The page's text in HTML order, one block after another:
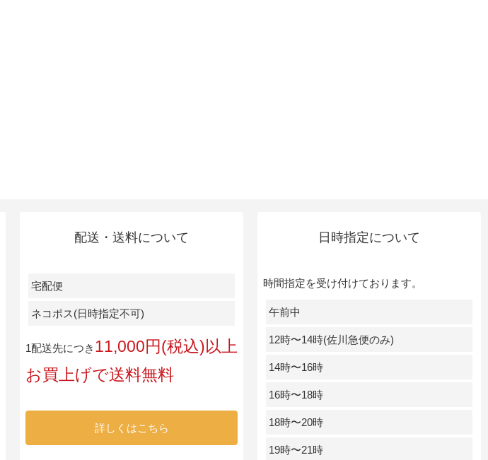
配送・送料について
宅配便
ネコポス(日時指定不可)
1配送先につき 11,000円(税込)以上
お買上げで送料無料
詳しくはこちら
日時指定について
時間指定を受け付けております。
午前中
12時〜14時(佐川急便のみ)
14時〜16時
16時〜18時
18時〜20時
19時〜21時